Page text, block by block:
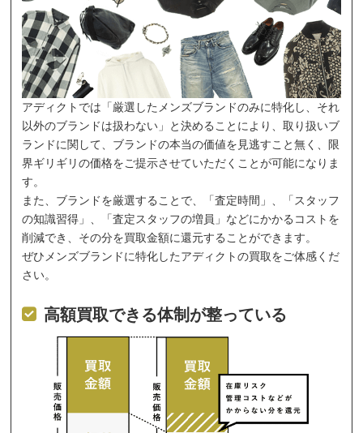
アディクトでは「厳選したメンズブランドのみに特化し、それ
以外のブランドは扱わない」と決めることにより、取り扱いブ
ランドに関して、ブランドの本当の価値を見逃すこと無く、限
界ギリギリの価格をご提示させていただくことが可能になりま
す。
また、ブランドを厳選することで、「査定時間」、「スタッフ
の知識習得」、「査定スタッフの増員」などにかかるコストを
削減でき、その分を買取金額に還元することができます。
ぜひメンズブランドに特化したアディクトの買取をご体感くだ
さい。
高額買取できる体制が整っている